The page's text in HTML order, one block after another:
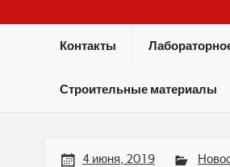
Контакты
Строительные материалы
4 июня, 2019